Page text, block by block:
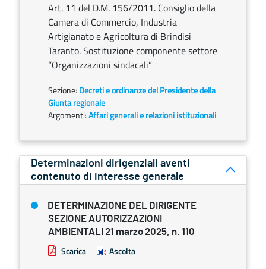
Art. 11 del D.M. 156/2011. Consiglio della
Camera di Commercio, Industria
Artigianato e Agricoltura di Brindisi
Taranto. Sostituzione componente settore
“Organizzazioni sindacali”
Sezione: Decreti e ordinanze del Presidente della
Giunta regionale
Argomenti:Affari generali e relazioni istituzionali
Determinazioni dirigenziali aventi
contenuto di interesse generale
DETERMINAZIONE DEL DIRIGENTE
SEZIONE AUTORIZZAZIONI
AMBIENTALI 21 marzo 2025, n. 110
Scarica Ascolta